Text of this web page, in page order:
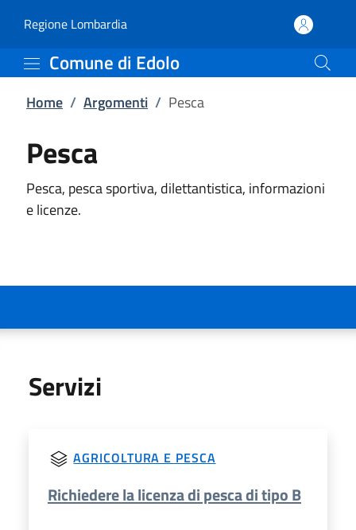
Pesca | Comune di Edolo
Regione Lombardia(apre in un'altra scheda).
Comune di Edolo
Home / Argomenti / Pesca
Pesca
Pesca, pesca sportiva, dilettantistica, informazioni
e licenze.
Servizi
AGRICOLTURA E PESCA
Richiedere la licenza di pesca di tipo B